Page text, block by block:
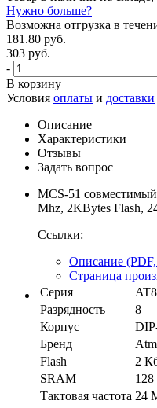
Нужно больше?
Возможна отгрузка в
181.80 руб.
303 руб.
-
В корзину
Условия оплаты и доставки
Описание
Характеристики
Отзывы
Задать вопрос
MCS-51
Mhz, 2KBytes Flash,
Ссылки:
Описание (PDF,
Страница
Серия
Разрядность
8
Корпус
Бренд
Flash
2
SRAM
128
Тактовая частота 24